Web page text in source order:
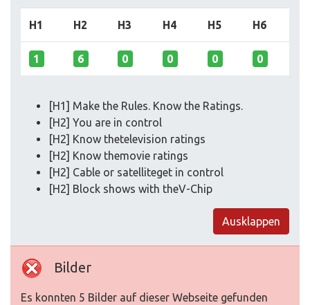
H1 H2 H3 H4 H5 H6
1 6 0 0 0 0
[H1] Make the Rules. Know the Ratings.
[H2] You are in control
[H2] Know thetelevision ratings
[H2] Know themovie ratings
[H2] Cable or satelliteget in control
[H2] Block shows with theV-Chip
Ausklappen
Bilder
Es konnten 5 Bilder auf dieser Webseite gefunden